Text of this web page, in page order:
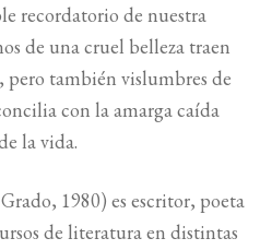
recordatorio de nuestra
de una cruel belleza traen
pero también vislumbres de
con la amarga caída
la vida.
1980) es escritor, poeta
de literatura en distintas